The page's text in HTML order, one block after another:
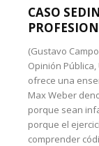
CASO
(Gustavo
Opinión
ofrece una
Max Weber
porque sean
porque el
comprender